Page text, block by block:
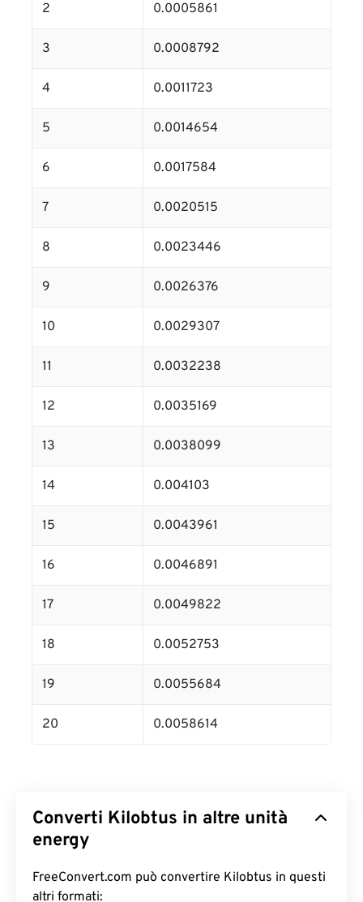
2 0.0005861
3 0.0008792
4 0.0011723
5 0.0014654
6 0.0017584
7 0.0020515
8 0.0023446
9 0.0026376
10 0.0029307
11 0.0032238
12 0.0035169
13 0.0038099
14 0.004103
15 0.0043961
16 0.0046891
17 0.0049822
18 0.0052753
19 0.0055684
20 0.0058614
Converti Kilobtus in altre unità
energy
FreeConvert.com può convertire Kilobtus in questi
altri formati: